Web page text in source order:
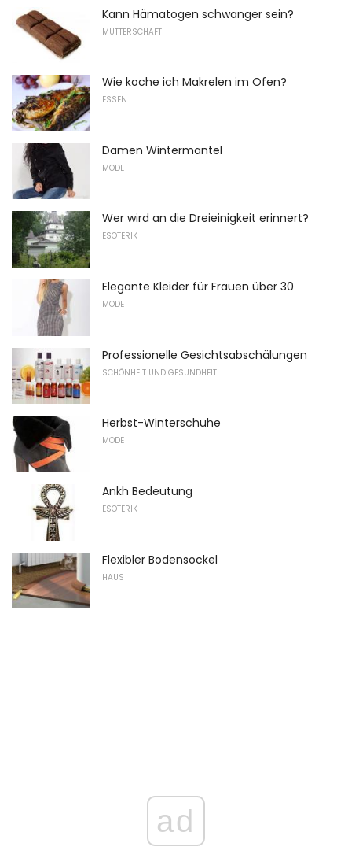
Kann Hämatogen schwanger sein?
MUTTERSCHAFT
Wie koche ich Makrelen im Ofen?
ESSEN
Damen Wintermantel
MODE
Wer wird an die Dreieinigkeit erinnert?
ESOTERIK
Elegante Kleider für Frauen über 30
MODE
Professionelle Gesichtsabschälungen
SCHÖNHEIT UND GESUNDHEIT
Herbst-Winterschuhe
MODE
Ankh Bedeutung
ESOTERIK
Flexibler Bodensockel
HAUS
ad